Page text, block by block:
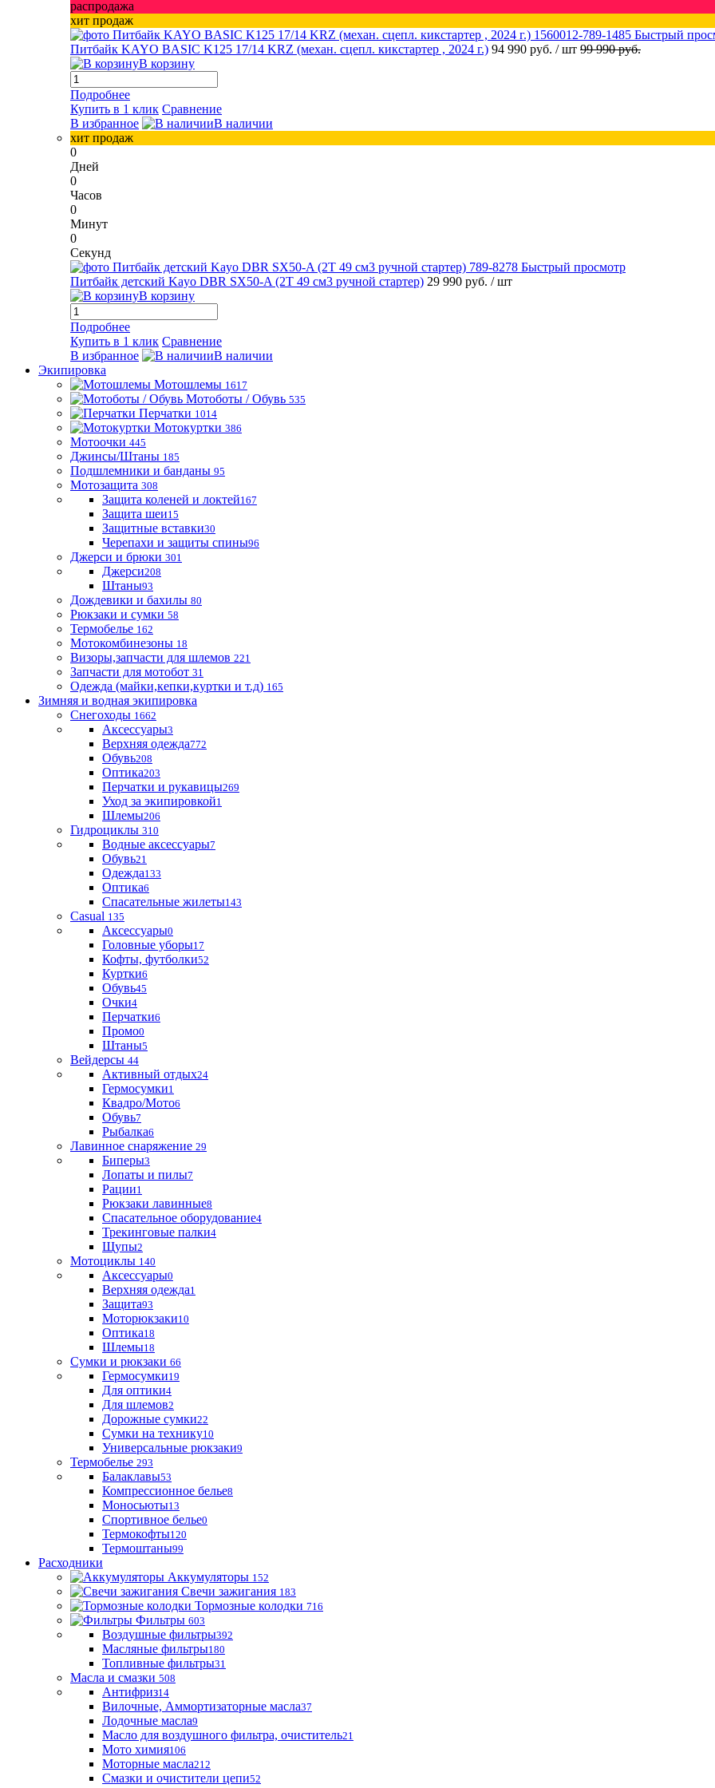
распродажа
хит продаж
Быстрый
Питбайк KAYO BASIC K125 17/14 KRZ (механ. сцепл. кикстартер , 2024 г.) 94 990 руб. / шт 99 990 руб.
В корзину
Подробнее
Купить в 1 клик Сравнение
В избранное
В наличии
хит продаж
0
Дней
0
Часов
0
Минут
0
Секунд
Быстрый просмотр
Питбайк детский Kayo DBR SX50-A (2T 49 см3 ручной стартер) 29 990 руб. / шт
В корзину
Подробнее
Купить в 1 клик Сравнение
В избранное
В наличии
Экипировка
Мотошлемы 1617
Мотоботы / Обувь 535
Перчатки 1014
Мотокуртки 386
Мотоочки 445
Джинсы/Штаны 185
Подшлемники и банданы 95
Мотозащита 308
Защита коленей и локтей167
Защита шеи15
Защитные вставки30
Черепахи и защиты спины96
Джерси и брюки 301
Джерси208
Штаны93
Дождевики и бахилы 80
Рюкзаки и сумки 58
Термобелье 162
Мотокомбинезоны 18
Визоры,запчасти для шлемов 221
Запчасти для мотобот 31
Одежда (майки,кепки,куртки и т.д) 165
Зимняя и водная экипировка
Снегоходы 1662
Аксессуары3
Верхняя одежда772
Обувь208
Оптика203
Перчатки и рукавицы269
Уход за экипировкой1
Шлемы206
Гидроциклы 310
Водные аксессуары7
Обувь21
Одежда133
Оптика6
Спасательные жилеты143
Casual 135
Аксессуары0
Головные уборы17
Кофты, футболки52
Куртки6
Обувь45
Очки4
Перчатки6
Промо0
Штаны5
Вейдерсы 44
Активный отдых24
Гермосумки1
Квадро/Мото6
Обувь7
Рыбалка6
Лавинное снаряжение 29
Биперы3
Лопаты и пилы7
Рации1
Рюкзаки лавинные8
Спасательное оборудование4
Трекинговые палки4
Щупы2
Мотоциклы 140
Аксессуары0
Верхняя одежда1
Защита93
Моторюкзаки10
Оптика18
Шлемы18
Сумки и рюкзаки 66
Гермосумки19
Для оптики4
Для шлемов2
Дорожные сумки22
Сумки на технику10
Универсальные рюкзаки9
Термобелье 293
Балаклавы53
Компрессионное белье8
Моносьюты13
Спортивное белье0
Термокофты120
Термоштаны99
Расходники
Аккумуляторы 152
Свечи зажигания 183
Тормозные колодки 716
Фильтры 603
Воздушные фильтры392
Масляные фильтры180
Топливные фильтры31
Масла и смазки 508
Антифриз14
Вилочные, Аммортизаторные масла37
Лодочные масла9
Масло для воздушного фильтра, очиститель21
Мото химия106
Моторные масла212
Смазки и очистители цепи52